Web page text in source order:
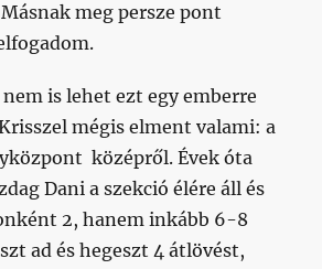
meg persze pont
is lehet ezt egy emberre
mégis elment valami: a
középről. Évek óta
Dani a szekció élére áll és
2, hanem inkább 6-8
ad és hegeszt 4 átlövést,